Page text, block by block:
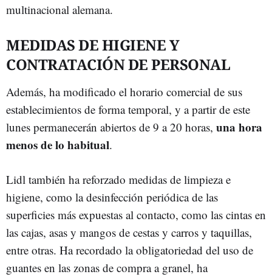
multinacional alemana.
MEDIDAS DE HIGIENE Y
CONTRATACIÓN DE PERSONAL
Además, ha modificado el horario comercial de sus
establecimientos de forma temporal, y a partir de este
lunes permanecerán abiertos de 9 a 20 horas, una hora
menos de lo habitual.
Lidl también ha reforzado medidas de limpieza e
higiene, como la desinfección periódica de las
superficies más expuestas al contacto, como las cintas en
las cajas, asas y mangos de cestas y carros y taquillas,
entre otras. Ha recordado la obligatoriedad del uso de
guantes en las zonas de compra a granel, ha